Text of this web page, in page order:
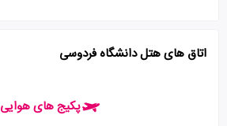
اتاق های هتل دانشگاه فردوسی
پکیج های هوایی